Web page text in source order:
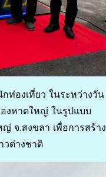
ท่องเที่ยว ในระหว่างวัน
งหาดใหญ่ ในรูปแบบ
จ.สงขลา เพื่อการสร้าง
วต่างชาติ